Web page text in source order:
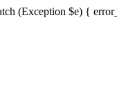
(Exception $e) {